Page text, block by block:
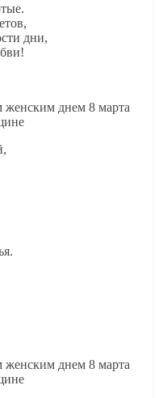
дни,